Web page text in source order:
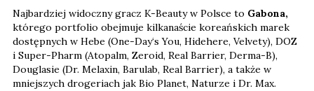
Najbardziej widoczny gracz K-Beauty w Polsce to Gabona,
którego portfolio obejmuje kilkanaście koreańskich marek
dostępnych w Hebe (One-Day‘s You, Hidehere, Velvety), DOZ
i Super-Pharm (Atopalm, Zeroid, Real Barrier, Derma-B),
Douglasie (Dr. Melaxin, Barulab, Real Barrier), a także w
mniejszych drogeriach jak Bio Planet, Naturze i Dr. Max.